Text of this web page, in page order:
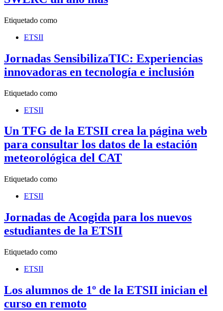
Etiquetado como
ETSII
Jornadas SensibilizaTIC: Experiencias
innovadoras en tecnología e inclusión
Etiquetado como
ETSII
Un TFG de la ETSII crea la página web
para consultar los datos de la estación
meteorológica del CAT
Etiquetado como
ETSII
Jornadas de Acogida para los nuevos
estudiantes de la ETSII
Etiquetado como
ETSII
Los alumnos de 1º de la ETSII inician el
curso en remoto